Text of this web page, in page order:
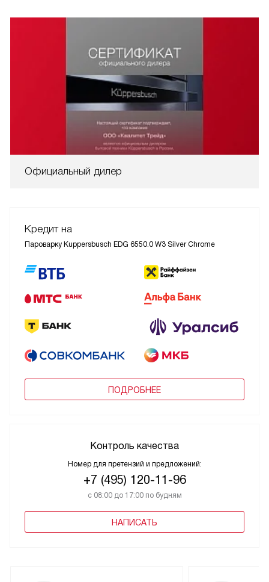
Официальный дилер
Кредит на
Пароварку Kuppersbusch EDG 6550.0 W3 Silver Chrome
ПОДРОБНЕЕ
Контроль качества
Номер для претензий и предложений:
+7 (495) 120-11-96
с 08:00 до 17:00 по будням
НАПИСАТЬ